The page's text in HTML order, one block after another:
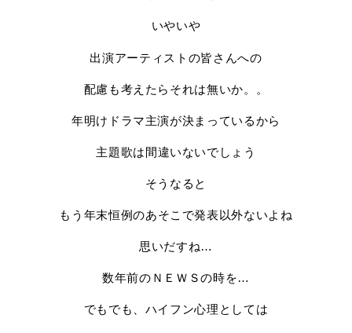
いやいや
出演アーティストの皆さんへの
配慮も考えたらそれは無いか。。
年明けドラマ主演が決まっているから
主題歌は間違いないでしょう
そうなると
もう年末恒例のあそこで発表以外ないよね
思いだすね…
数年前のＮＥＷＳの時を…
でもでも、ハイフン心理としては